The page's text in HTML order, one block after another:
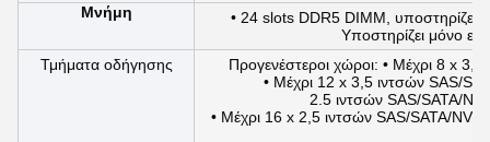
Μνήμη
• 24 slots DDR5 DIMM, υποστηρίζει
Υποστηρίζει μόνο
Τμήματα οδήγησης
Προγενέστεροι χώροι: • Μέχρι 8 x
• Μέχρι 12 x 3,5 ιντσών SAS/
2.5 ιντσών SAS/SATA/
• Μέχρι 16 x 2,5 ιντσών SAS/SATA/